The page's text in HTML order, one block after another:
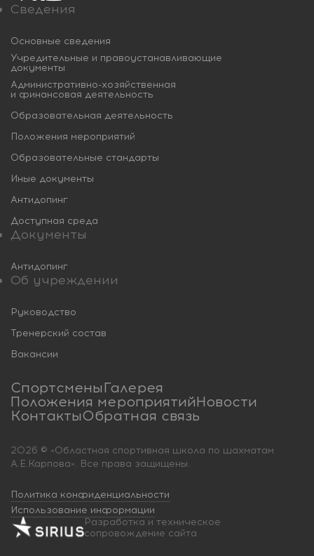
Сведения
Основные сведения
Учредительные и правоустанавливающие
документы
Административно-хозяйственная
и финансовая деятельность
Образовательная деятельность
Положения мероприятий
Образовательные стандарты
Иные документы
Антидопинг
Доступная среда
Документы
Антидопинг
Об учреждении
Руководство
Тренерский состав
Вакансии
СпортсменыГалерея
Положения мероприятийНовости
КонтактыОбратная связь
2026 © «Областная спортивная школа по шахматам
А.Е.Карпова». Все права защищены.
Политика конфиденциальности
Использование информации
Разработка и техническое
сопровождение сайта